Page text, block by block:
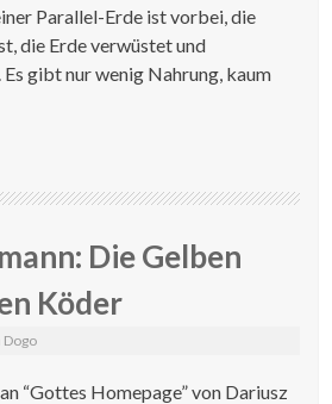
Parallel-Erde ist vorbei, die
die Erde verwüstet und
gibt nur wenig Nahrung, kaum
Die Gelben
Köder
Dogo
“Gottes Homepage” von Dariusz